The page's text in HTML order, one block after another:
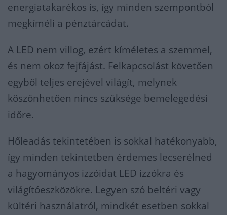
energiatakarékos is, így minden szempontból
megkíméli a pénztárcádat.
A LED nem villog, ezért kíméletes a szemmel,
és nem okoz fejfájást. Felkapcsolást követően
egyből teljes erejével világít, melynek
köszönhetően nincs szüksége bemelegedési
időre.
Hőleadás tekintetében is sokkal hatékonyabb,
így minden tekintetben érdemes lecserélned
a hagyományos izzóidat LED izzókra és
világítóeszközökre. Legyen szó beltéri vagy
kültéri használatról, mindkét esetben sokkal